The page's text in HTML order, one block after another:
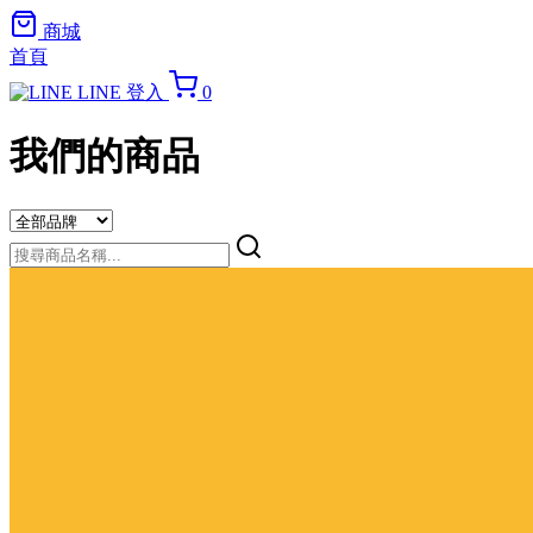
商城
首頁
LINE 登入
0
我們的商品